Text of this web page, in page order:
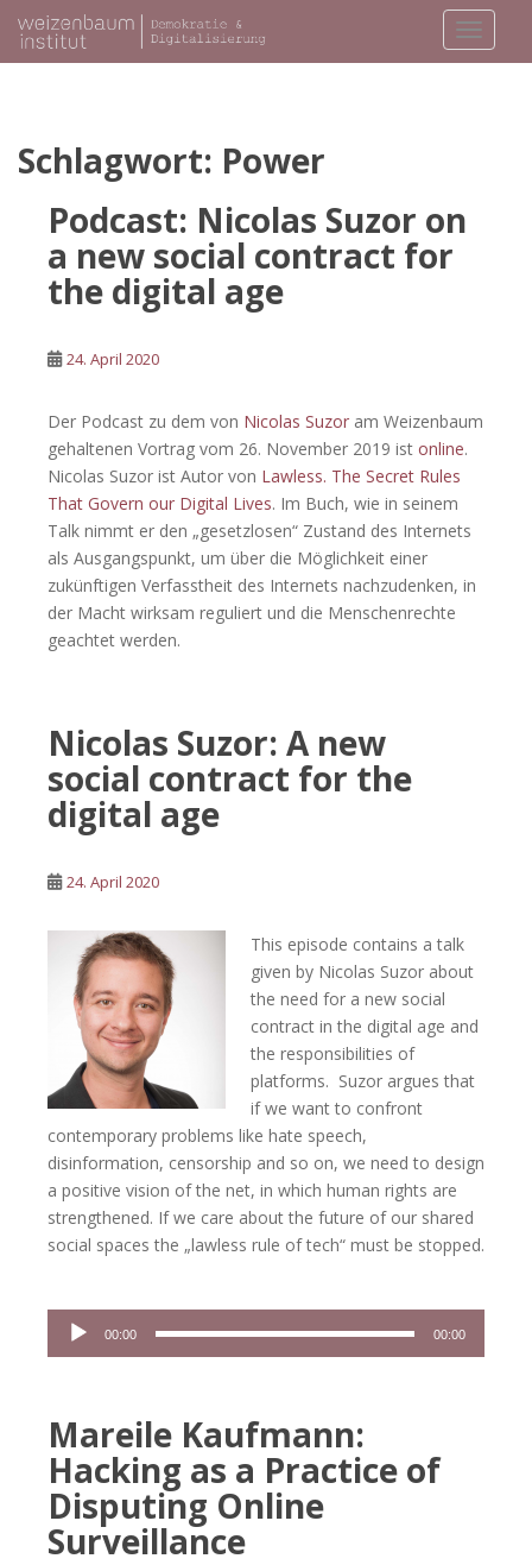
i
Schlagwort: Power
Podcast: Nicolas Suzor on
a new social contract for
the digital age
24. April 2020
Der Podcast zu dem von Nicolas Suzor am Weizenbaum
gehaltenen Vortrag vom 26. November 2019 ist online.
Nicolas Suzor ist Autor von Lawless. The Secret Rules
That Govern our Digital Lives. Im Buch, wie in seinem
Talk nimmt er den „gesetzlosen“ Zustand des Internets
als Ausgangspunkt, um über die Möglichkeit einer
zukünftigen Verfasstheit des Internets nachzudenken, in
der Macht wirksam reguliert und die Menschenrechte
geachtet werden.
Nicolas Suzor: A new
social contract for the
digital age
24. April 2020
This episode contains a talk
given by Nicolas Suzor about
the need for a new social
contract in the digital age and
the responsibilities of
platforms. Suzor argues that
if we want to confront
contemporary problems like hate speech,
disinformation, censorship and so on, we need to design
a positive vision of the net, in which human rights are
strengthened. If we care about the future of our shared
social spaces the „lawless rule of tech“ must be stopped.
Audio-
Player
00:00 00:00
Mareile Kaufmann:
Hacking as a Practice of
Disputing Online
Surveillance